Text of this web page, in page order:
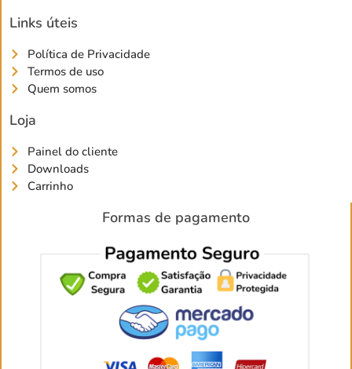
Links úteis
Política de Privacidade
Termos de uso
Quem somos
Loja
Painel do cliente
Downloads
Carrinho
Formas de pagamento